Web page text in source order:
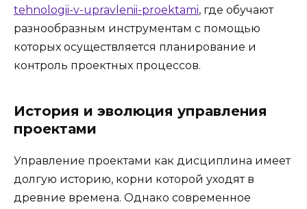
tehnologii-v-upravlenii-proektami, где обучают
разнообразным инструментам с помощью
которых осуществляется планирование и
контроль проектных процессов.
История и эволюция управления
проектами
Управление проектами как дисциплина имеет
долгую историю, корни которой уходят в
древние времена. Однако современное